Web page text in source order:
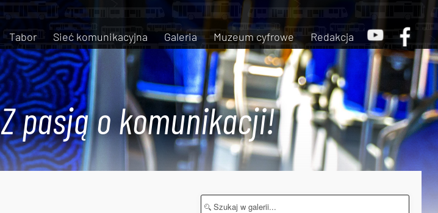
Tabor Sieć komunikacyjna Galeria Muzeum cyfrowe Redakcja
Z pasją o komunikacji!